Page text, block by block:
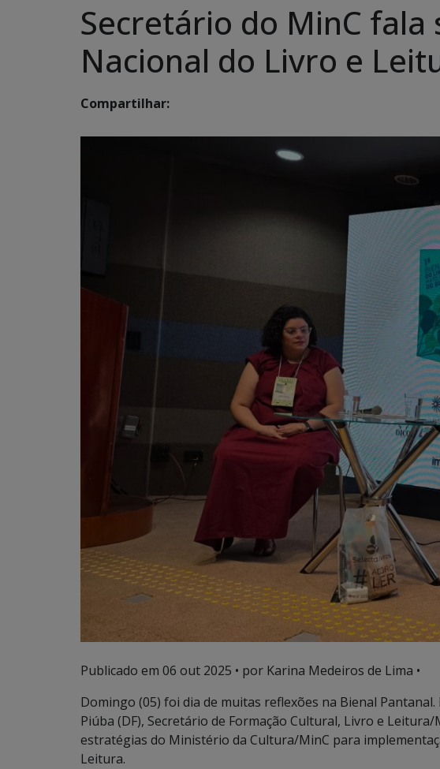
Secretário do MinC
Nacional do Livro e
Compartilhar:
Publicado em 06 out 2025 • por Karina Medeiros de Lima •
Domingo (05) foi dia de muitas reflexões na Bienal
Piúba (DF), Secretário de Formação Cultural, Livro e
estratégias do Ministério da Cultura/MinC para
Leitura.